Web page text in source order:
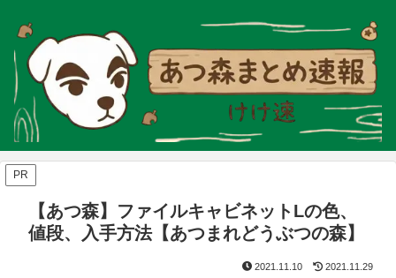
PR
【あつ森】ファイルキャビネットLの色、
値段、入手方法【あつまれどうぶつの森】
2021.11.10 2021.11.29